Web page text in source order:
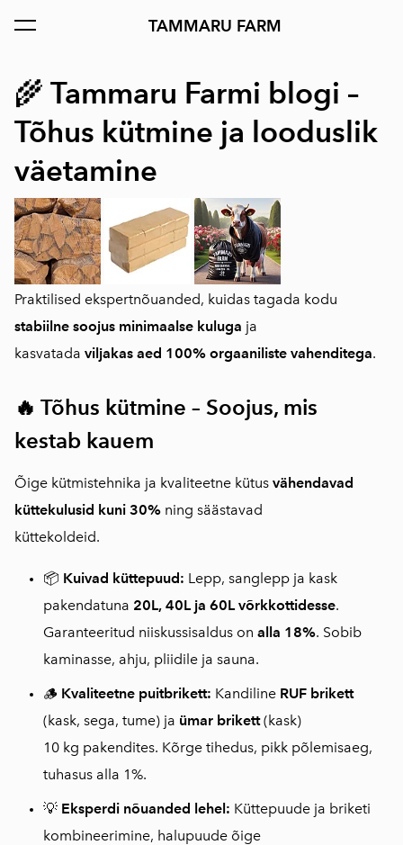
TAMMARU FARM
lisati ostukorvi. Vaata ostukorvi
🌾 Tammaru Farmi blogi –
Tõhus kütmine ja looduslik
väetamine
Praktilised ekspertnõuanded, kuidas tagada kodu
stabiilne soojus minimaalse kuluga ja
kasvatada viljakas aed 100% orgaaniliste vahenditega.
🔥 Tõhus kütmine – Soojus, mis
kestab kauem
Õige kütmistehnika ja kvaliteetne kütus vähendavad
küttekulusid kuni 30% ning säästavad
küttekoldeid.
📦 Kuivad küttepuud: Lepp, sanglepp ja kask
pakendatuna 20L, 40L ja 60L võrkkottidesse.
Garanteeritud niiskussisaldus on alla 18%. Sobib
kaminasse, ahju, pliidile ja sauna.
🪵 Kvaliteetne puitbrikett: Kandiline RUF brikett
(kask, sega, tume) ja ümar brikett(kask)
10 kg pakendites. Kõrge tihedus, pikk põlemisaeg,
tuhasus alla 1%.
💡 Eksperdi nõuanded lehel: Küttepuude ja briketi
kombineerimine, halupuude õige